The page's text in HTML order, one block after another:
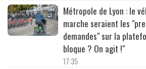
Métropole de Lyon : le
marche seraient les
demandes" sur la
bloque ? On agit !"
17:35